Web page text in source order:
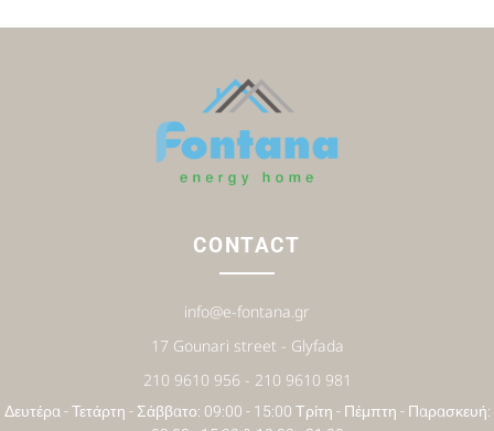
CONTACT
info@e-fontana.gr
17 Gounari street - Glyfada
210 9610 956 - 210 9610 981
Δευτέρα - Τετάρτη - Σάββατο: 09:00 - 15:00 Τρίτη - Πέμπτη - Παρασκευή: